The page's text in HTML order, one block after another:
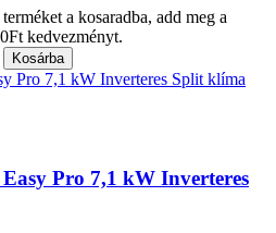
a kosaradba, add meg a
kedvezményt.
Kosárba
Pro 7,1 kW Inverteres